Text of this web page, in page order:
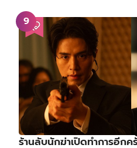
ร้านลับนักฆ่าเปิดทำการอีก